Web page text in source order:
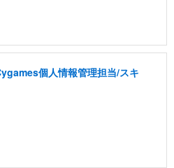
個人情報管理担当/スキ